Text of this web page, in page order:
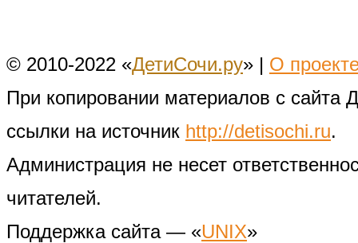
© 2010-2022 «ДетиСочи.ру» | О
При копировании материалов с сайта
ссылки на источник http://detisochi.ru.
Администрация не несет
читателей.
Поддержка сайта — «UNIX»